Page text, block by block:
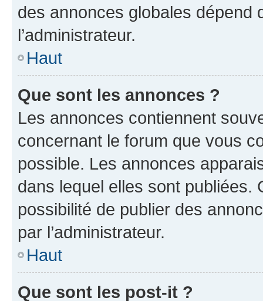
des annonces globales dépend
l’administrateur.
Haut
Que sont les annonces ?
Les annonces contiennent
concernant le forum que vous
possible. Les annonces
dans lequel elles sont publiées.
possibilité de publier des
par l’administrateur.
Haut
Que sont les post-it ?